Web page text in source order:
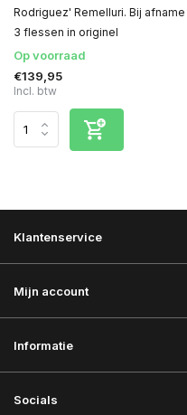
Rodriguez' Remelluri. Bij afname
3 flessen in originel
Op voorraad
€139,95
Incl. btw
Klantenservice
Mijn account
Informatie
Socials